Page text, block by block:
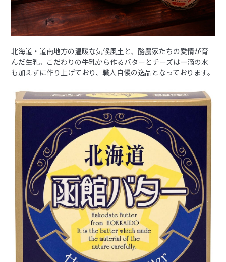
北海道・道南地方の温暖な気候風土と、酪農家たちの愛情が育
んだ生乳。こだわりの牛乳から作るバターとチーズは一滴の水
も加えずに作り上げており、職人自慢の逸品となっております。